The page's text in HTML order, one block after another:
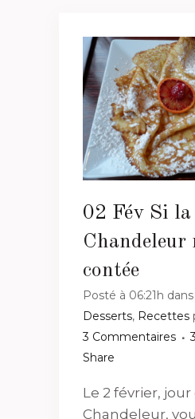
02 Fév Si la
Chandeleur
contée
Posté à 06:21h dans
Desserts, Recettes
3 Commentaires
3
Share
Le 2 février, jour
Chandeleur,